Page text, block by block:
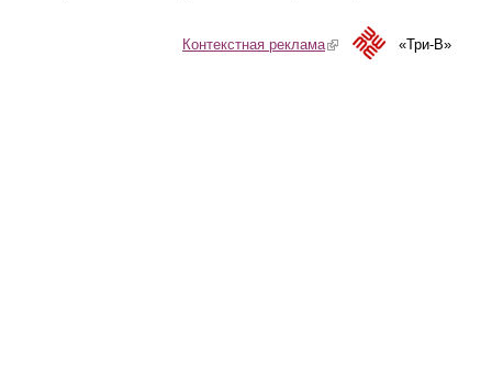
Контекстная реклама(link is external)«Три-В»